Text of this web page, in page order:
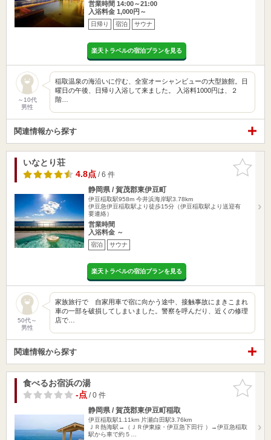
営業時間 14:00～21:00
入浴料金 1,000円～
日帰り 宿泊 サウナ
楽天トラベルの宿泊プランを見る
～10代
男性
稲取温泉の海沿いに佇む、全室オーシャンビューの大型旅館。日
曜日の午後、日帰り入浴して来ました。 入浴料1000円は、２
階…
関連情報から探す
お気に入
りに追加
いなとり荘
4.8点/ 6 件
静岡県 / 賀茂郡東伊豆町
伊豆稲取駅958m 今井浜海岸駅3.78km
伊豆急伊豆稲取駅より徒歩15分（伊豆稲取駅より送迎有
要連絡）
営業時間
入浴料金 ～
宿泊 サウナ
楽天トラベルの宿泊プランを見る
50代～
男性
家族旅行で 自家用車で宿に向かう途中、接触事故にまきこまれ
車の一部を破損してしまいました。警察を呼んだり、近くの修理
店で…
関連情報から探す
お気に入
りに追加
食べるお宿浜の湯
-点/ 0 件
静岡県 / 賀茂郡東伊豆町稲取
伊豆稲取駅1.11km 片瀬白田駅3.76km
ＪＲ熱海駅→（ＪＲ伊東線・伊豆急下田行 ）→伊豆急稲取
駅から車で約５…